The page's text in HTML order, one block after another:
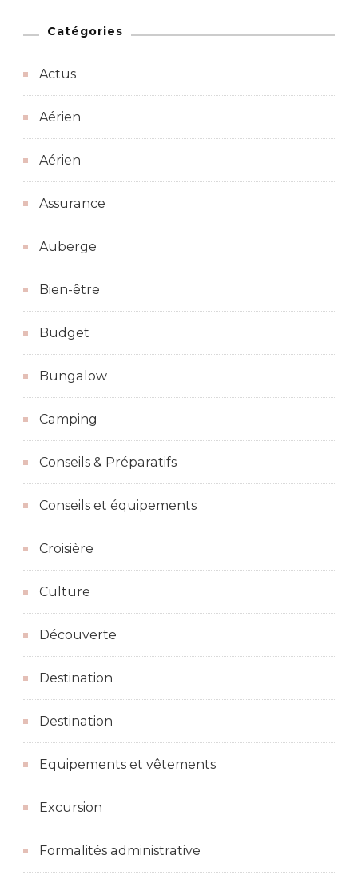
Catégories
Actus
Aérien
Aérien
Assurance
Auberge
Bien-être
Budget
Bungalow
Camping
Conseils & Préparatifs
Conseils et équipements
Croisière
Culture
Découverte
Destination
Destination
Equipements et vêtements
Excursion
Formalités administrative